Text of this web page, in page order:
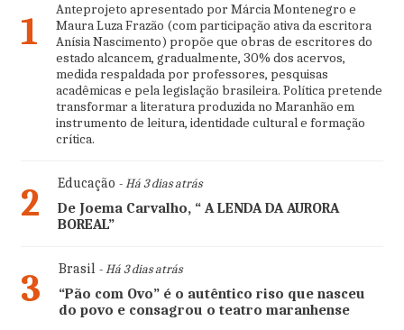
1
Anteprojeto apresentado por Márcia Montenegro e
Maura Luza Frazão (com participação ativa da escritora
Anísia Nascimento) propõe que obras de escritores do
estado alcancem, gradualmente, 30% dos acervos,
medida respaldada por professores, pesquisas
acadêmicas e pela legislação brasileira. Política pretende
transformar a literatura produzida no Maranhão em
instrumento de leitura, identidade cultural e formação
crítica.
2 Educação - Há 3 dias atrás
De Joema Carvalho, “ A LENDA DA AURORA
BOREAL”
3 Brasil- Há 3 dias atrás
“Pão com Ovo” é o autêntico riso que nasceu
do povo e consagrou o teatro maranhense